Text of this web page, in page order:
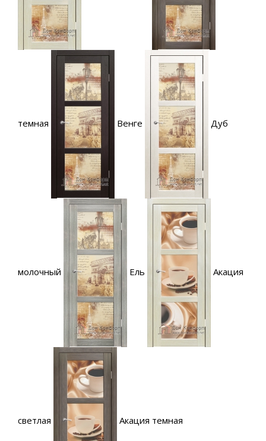
темная Венге Дуб
молочный Ель Акация
светлая Акация темная